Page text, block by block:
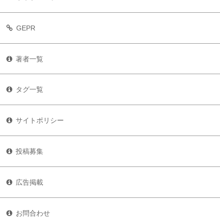
GEPR
著者一覧
タグ一覧
サイトポリシー
投稿募集
広告掲載
お問合わせ